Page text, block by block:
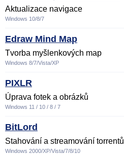
Aktualizace navigace
Windows 10/8/7
Edraw Mind Map
Tvorba myšlenkových map
Windows 8/7/Vista/XP
PIXLR
Úprava fotek a obrázků
Windows 11 / 10 / 8 / 7
BitLord
Stahování a streamování torrentů
Windows 2000/XP/Vista/7/8/10